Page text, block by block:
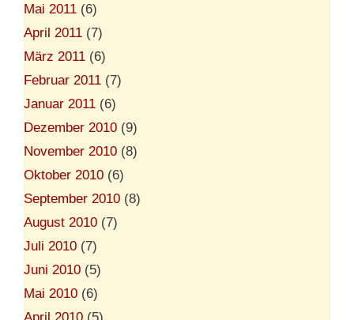
Mai 2011 (6)
April 2011 (7)
März 2011 (6)
Februar 2011 (7)
Januar 2011 (6)
Dezember 2010 (9)
November 2010 (8)
Oktober 2010 (6)
September 2010 (8)
August 2010 (7)
Juli 2010 (7)
Juni 2010 (5)
Mai 2010 (6)